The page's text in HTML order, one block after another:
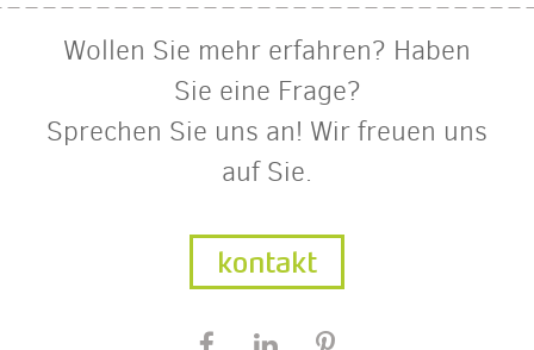
Wollen Sie mehr erfahren? Haben
Sie eine Frage?
Sprechen Sie uns an! Wir freuen uns
auf Sie.
kontakt